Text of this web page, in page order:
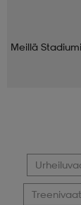
Meillä